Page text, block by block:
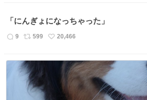
数
ス
ト
数
ね
数
「にんぎょになっちゃった」
返
数
9
リ
ス
ト
数
599
い
ね
20,466